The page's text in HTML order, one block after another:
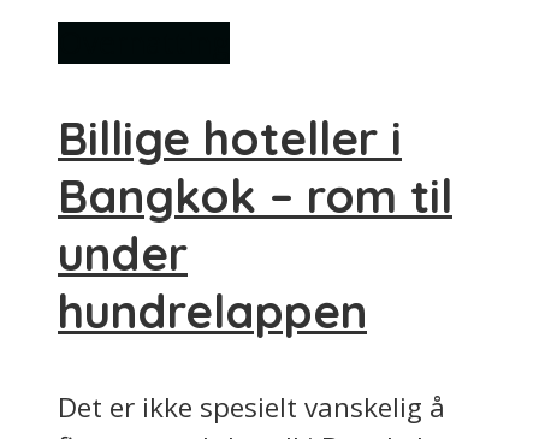
Billige hoteller i
Bangkok – rom til
under
hundrelappen
Det er ikke spesielt vanskelig å